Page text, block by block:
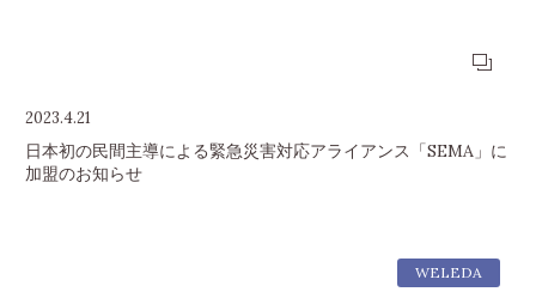
2023.4.21
日本初の民間主導による緊急災害対応アライアンス「SEMA」に
加盟のお知らせ
WELEDA